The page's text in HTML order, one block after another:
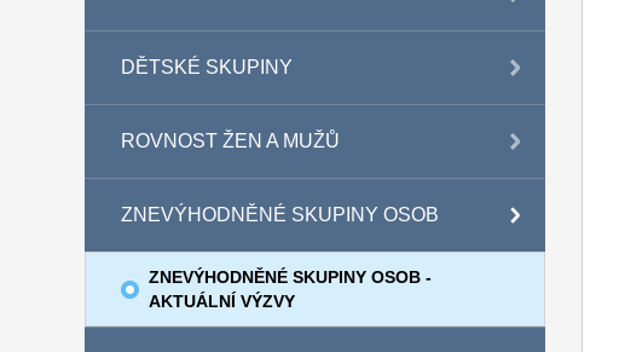
DĚTSKÉ SKUPINY
ROVNOST ŽEN A MUŽŮ
ZNEVÝHODNĚNÉ SKUPINY OSOB
ZNEVÝHODNĚNÉ SKUPINY OSOB -
AKTUÁLNÍ VÝZVY